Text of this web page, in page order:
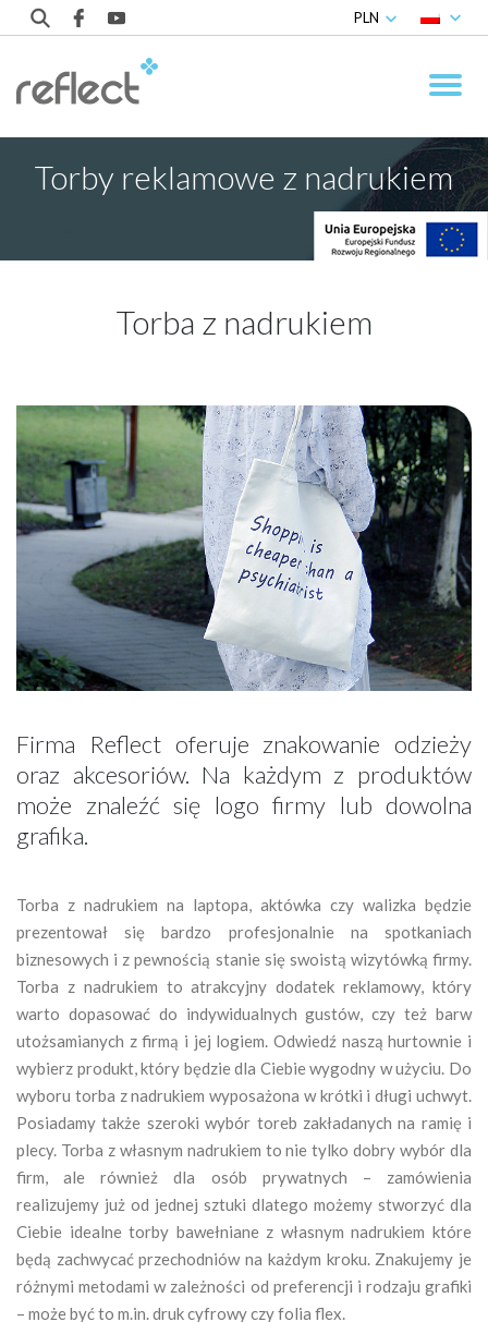
PLN
Torby reklamowe z nadrukiem
Torba z nadrukiem
Firma Reflect oferuje znakowanie odzieży
oraz akcesoriów. Na każdym z produktów
może znaleźć się logo firmy lub dowolna
grafika.
Torba z nadrukiem na laptopa, aktówka czy walizka będzie
prezentował się bardzo profesjonalnie na spotkaniach
biznesowych i z pewnością stanie się swoistą wizytówką firmy.
Torba z nadrukiem to atrakcyjny dodatek reklamowy, który
warto dopasować do indywidualnych gustów, czy też barw
utożsamianych z firmą i jej logiem. Odwiedź naszą hurtownie i
wybierz produkt, który będzie dla Ciebie wygodny w użyciu. Do
wyboru torba z nadrukiem wyposażona w krótki i długi uchwyt.
Posiadamy także szeroki wybór toreb zakładanych na ramię i
plecy. Torba z własnym nadrukiem to nie tylko dobry wybór dla
firm, ale również dla osób prywatnych – zamówienia
realizujemy już od jednej sztuki dlatego możemy stworzyć dla
Ciebie idealne torby bawełniane z własnym nadrukiem które
będą zachwycać przechodniów na każdym kroku. Znakujemy je
różnymi metodami w zależności od preferencji i rodzaju grafiki
– może być to m.in. druk cyfrowy czy folia flex.